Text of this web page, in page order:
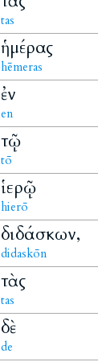
tas
ἡμέρας
hēmeras
ἐν
en
τῷ
tō
ἱερῷ
hierō
διδάσκων,
didaskōn
τὰς
tas
δὲ
de